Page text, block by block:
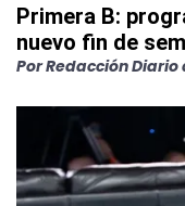
Primera B:
nuevo fin de
PorRedacción Diario